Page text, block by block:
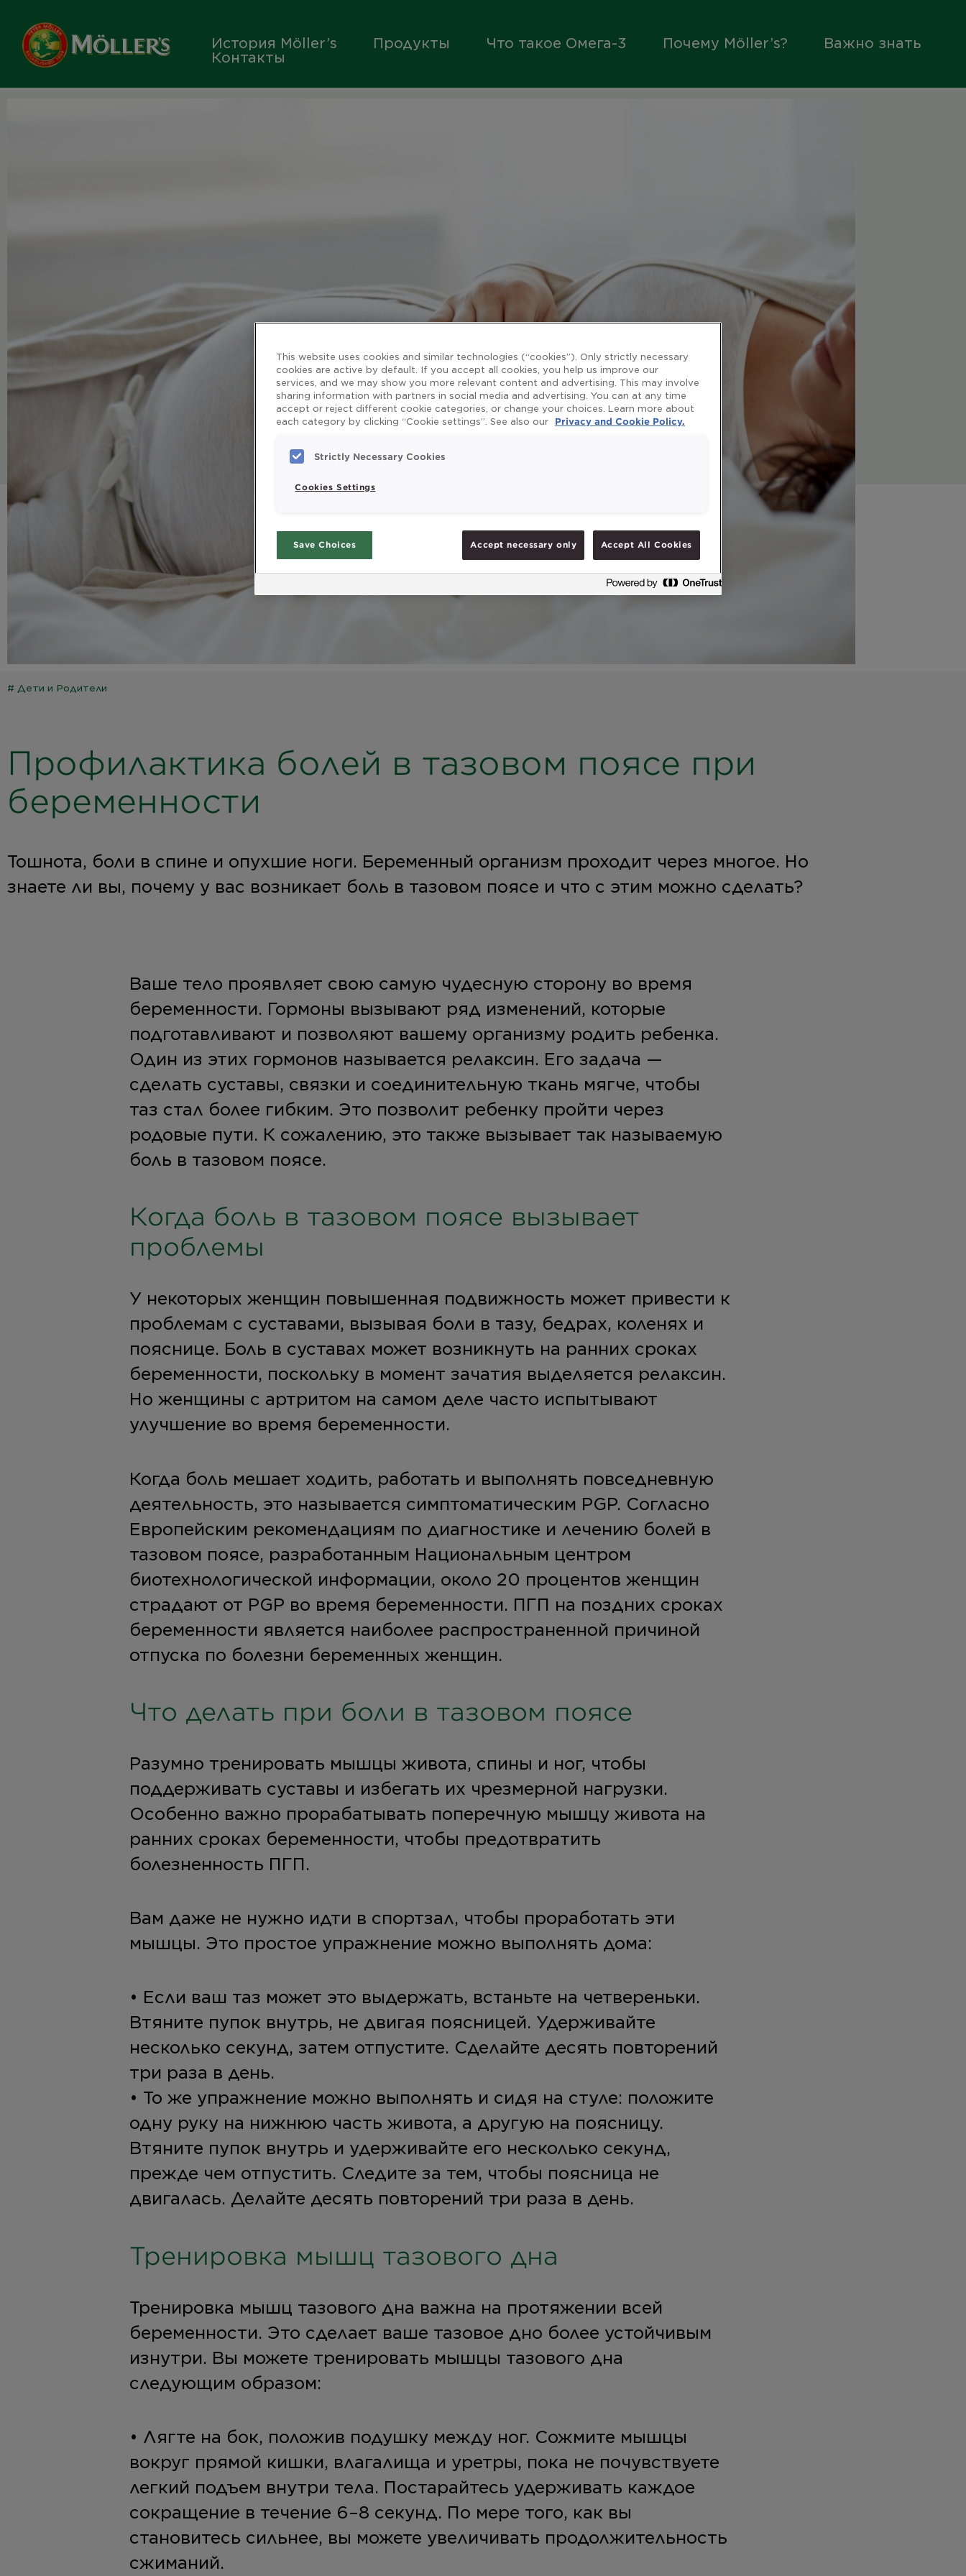
content
История Möller’s Продукты Что такое Омега-3 Почему Möller’s?
Важно знать
Контакты
# Дети и Родители
Профилактика болей в тазовом поясе при
беременности
Тошнота, боли в спине и опухшие ноги. Беременный организм проходит через многое. Но
знаете ли вы, почему у вас возникает боль в тазовом поясе и что с этим можно сделать?
Ваше тело проявляет свою самую чудесную сторону во время
беременности. Гормоны вызывают ряд изменений, которые
подготавливают и позволяют вашему организму родить ребенка.
Один из этих гормонов называется релаксин. Его задача —
сделать суставы, связки и соединительную ткань мягче, чтобы
таз стал более гибким. Это позволит ребенку пройти через
родовые пути. К сожалению, это также вызывает так называемую
боль в тазовом поясе.
Когда боль в тазовом поясе вызывает
проблемы
У некоторых женщин повышенная подвижность может привести к
проблемам с суставами, вызывая боли в тазу, бедрах, коленях и
пояснице. Боль в суставах может возникнуть на ранних сроках
беременности, поскольку в момент зачатия выделяется релаксин.
Но женщины с артритом на самом деле часто испытывают
улучшение во время беременности.
Когда боль мешает ходить, работать и выполнять повседневную
деятельность, это называется симптоматическим PGP. Согласно
Европейским рекомендациям по диагностике и лечению болей в
тазовом поясе, разработанным Национальным центром
биотехнологической информации, около 20 процентов женщин
страдают от PGP во время беременности. ПГП на поздних сроках
беременности является наиболее распространенной причиной
отпуска по болезни беременных женщин.
Что делать при боли в тазовом поясе
Разумно тренировать мышцы живота, спины и ног, чтобы
поддерживать суставы и избегать их чрезмерной нагрузки.
Особенно важно прорабатывать поперечную мышцу живота на
ранних сроках беременности, чтобы предотвратить
болезненность ПГП.
Вам даже не нужно идти в спортзал, чтобы проработать эти
мышцы. Это простое упражнение можно выполнять дома:
• Если ваш таз может это выдержать, встаньте на четвереньки.
Втяните пупок внутрь, не двигая поясницей. Удерживайте
несколько секунд, затем отпустите. Сделайте десять повторений
три раза в день.
• То же упражнение можно выполнять и сидя на стуле: положите
одну руку на нижнюю часть живота, а другую на поясницу.
Втяните пупок внутрь и удерживайте его несколько секунд,
прежде чем отпустить. Следите за тем, чтобы поясница не
двигалась. Делайте десять повторений три раза в день.
Тренировка мышц тазового дна
Тренировка мышц тазового дна важна на протяжении всей
беременности. Это сделает ваше тазовое дно более устойчивым
изнутри. Вы можете тренировать мышцы тазового дна
следующим образом:
• Лягте на бок, положив подушку между ног. Сожмите мышцы
вокруг прямой кишки, влагалища и уретры, пока не почувствуете
легкий подъем внутри тела. Постарайтесь удерживать каждое
сокращение в течение 6–8 секунд. По мере того, как вы
становитесь сильнее, вы можете увеличивать продолжительность
сжиманий.
This website uses cookies and similar technologies (“cookies”). Only strictly necessary
cookies are active by default. If you accept all cookies, you help us improve our
services, and we may show you more relevant content and advertising. This may involve
sharing information with partners in social media and advertising. You can at any time
accept or reject different cookie categories, or change your choices. Learn more about
each category by clicking “Cookie settings”. See also our
Privacy and Cookie Policy.
Strictly Necessary Cookies
Cookies Settings
Save Choices Accept necessary only Accept All Cookies